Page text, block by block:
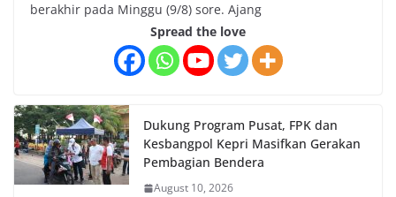
berakhir pada Minggu (9/8) sore. Ajang
Spread the love
Dukung Program Pusat, FPK dan
Kesbangpol Kepri Masifkan Gerakan
Pembagian Bendera
August 10, 2026